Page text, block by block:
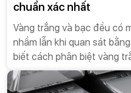
chuẩn xác nhất
Vàng trắng và bạc đều có
nhầm lẫn khi quan sát
biết cách phân biệt vàng
trọng để tránh nhầm lẫn
bạc đầu tư.